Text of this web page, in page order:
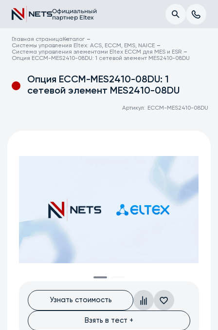
Официальный
партнер Eltex
Главная страница Каталог
Системы управления Eltex: ACS, ECCM, EMS, NAICE
Система управления элементами Eltex ECCM для MES и ESR
Опция ECCM-MES2410-08DU: 1 сетевой элемент MES2410-08DU
Опция ECCM-MES2410-08DU: 1
сетевой элемент MES2410-08DU
Артикул: ECCM-MES2410-08DU
Узнать стоимость
Взять в тест +